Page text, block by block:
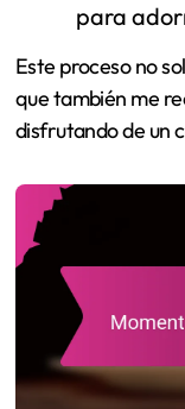
para
Este proceso no
que también me
disfrutando de un